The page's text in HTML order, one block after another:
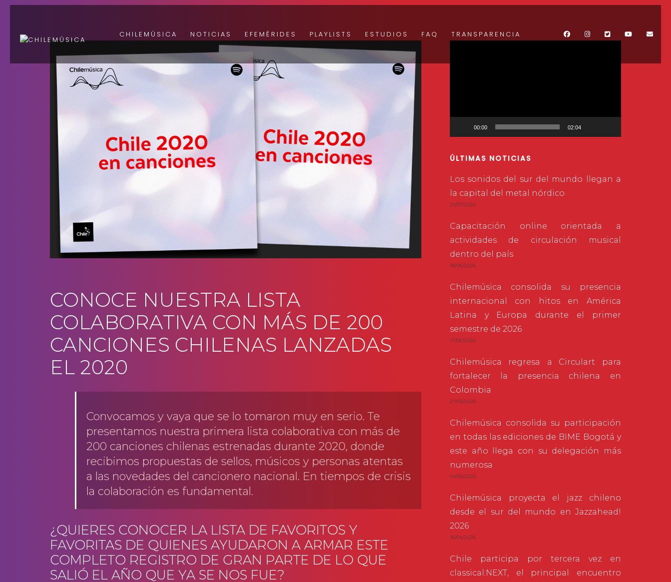
CHILEMÚSICA NOTICIAS EFEMÉRIDES PLAYLISTS ESTUDIOS FAQ TRANSPARENCIA
CONOCE NUESTRA LISTA
COLABORATIVA CON MÁS DE 200
CANCIONES CHILENAS LANZADAS
EL 2020
Convocamos y vaya que se lo tomaron muy en serio. Te
presentamos nuestra primera lista colaborativa con más de
200 canciones chilenas estrenadas durante 2020, donde
recibimos propuestas de sellos, músicos y personas atentas
a las novedades del cancionero nacional. En tiempos de crisis
la colaboración es fundamental.
¿QUIERES CONOCER LA LISTA DE FAVORITOS Y
FAVORITAS DE QUIENES AYUDARON A ARMAR ESTE
COMPLETO REGISTRO DE GRAN PARTE DE LO QUE
SALIÓ EL AÑO QUE YA SE NOS FUE?
00:00 02:04
ÚLTIMAS NOTICIAS
Los sonidos del sur del mundo llegan a
la capital del metal nórdico
21/07/2026
Capacitación online orientada a
actividades de circulación musical
dentro del país
18/06/2026
Chilemúsica consolida su presencia
internacional con hitos en América
Latina y Europa durante el primer
semestre de 2026
17/06/2026
Chilemúsica regresa a Circulart para
fortalecer la presencia chilena en
Colombia
27/05/2026
Chilemúsica consolida su participación
en todas las ediciones de BIME Bogotá y
este año llega con su delegación más
numerosa
04/05/2026
Chilemúsica proyecta el jazz chileno
desde el sur del mundo en Jazzahead!
2026
16/04/2026
Chile participa por tercera vez en
classical:NEXT, el principal encuentro